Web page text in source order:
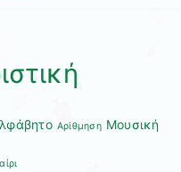
Αρίθμηση Μουσική